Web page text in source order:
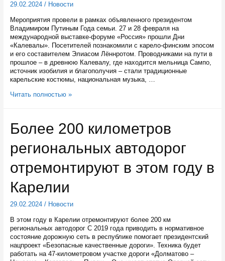
29.02.2024/ Новости
Мероприятия провели в рамках объявленного президентом
Владимиром Путиным Года семьи. 27 и 28 февраля на
международной выставке-форуме «Россия» прошли Дни
«Калевалы». Посетителей познакомили с карело-финским эпосом
и его составителем Элиасом Лённротом. Проводниками на пути в
прошлое – в древнюю Калевалу, где находится мельница Сампо,
источник изобилия и благополучия – стали традиционные
карельские костюмы, национальная музыка, …
Дни
международной
форуме
«Россия»
Читать полностью »
Более 200 километров
региональных автодорог
отремонтируют в этом году в
Карелии
29.02.2024/ Новости
В этом году в Карелии отремонтируют более 200 км
региональных автодорог С 2019 года приводить в нормативное
состояние дорожную сеть в республике помогает президентский
нацпроект «Безопасные качественные дороги». Техника будет
работать на 47-километровом участке дороги «Долматово –